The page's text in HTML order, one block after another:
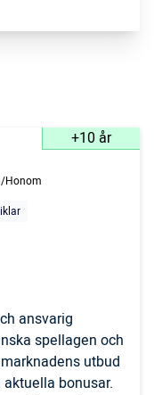
+10 år
Honom
ansvarig
spellagen och
utbud
bonusar.